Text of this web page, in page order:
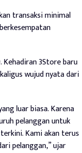
transaksi minimal
Kehadiran 3Store baru
wujud nyata dari
luar biasa. Karena
pelanggan untuk
Kami akan terus
pelanggan,” ujar